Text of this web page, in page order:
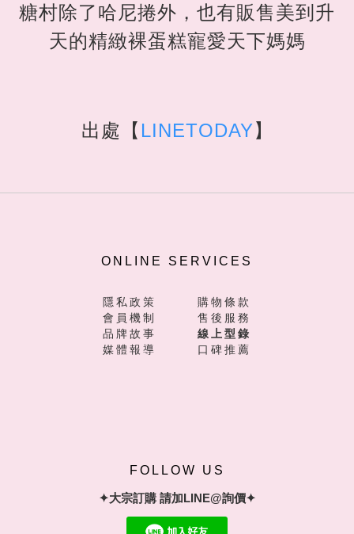
糖村除了哈尼捲外，也有販售美到升
天的精緻裸蛋糕寵愛天下媽媽
出處【 LINETODAY】
ONLINE SERVICES
隱私政策
購物條款
會員機制
售後服務
品牌故事
線上型錄
媒體報導
口碑推薦
FOLLOW US
✦大宗訂購 請加LINE@詢價✦